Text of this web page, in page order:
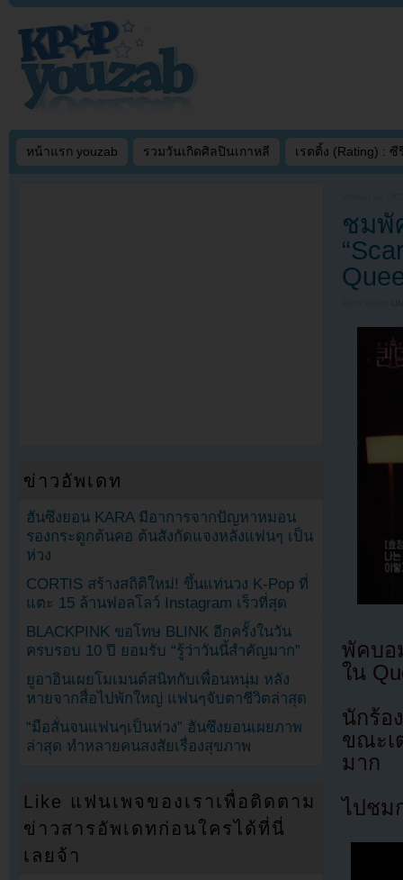
หน้าแรก youzab รวมวันเกิดศิลปินเกาหลี เรตติ้ง (Rating) : ซี
ชมพั
พัคบอ
ใน
นักร้อ
ขณะเ
มาก
ไปชม
ข่าวอัพเดท
ฮันซึงยอน KARA มีอาการจากปัญหาหมอน
รองกระดูกต้นคอ ต้นสังกัดแจงหลังแฟนๆ เป็น
ห่วง
CORTIS สร้างสถิติใหม่! ขึ้นแท่นวง K-Pop ที่
แตะ 15 ล้านฟอลโลว์ Instagram เร็วที่สุด
BLACKPINK ขอโทษ BLINK อีกครั้งในวัน
ครบรอบ 10 ปี ยอมรับ “รู้ว่าวันนี้สำคัญมาก”
ยูอาอินเผยโมเมนต์สนิทกับเพื่อนหนุ่ม หลัง
หายจากสื่อไปพักใหญ่ แฟนๆจับตาชีวิตล่าสุด
“มือสั่นจนแฟนๆเป็นห่วง” ฮันซึงยอนเผยภาพ
ล่าสุด ทำหลายคนสงสัยเรื่องสุขภาพ
Like แฟนเพจของเราเพื่อติดตาม
ข่าวสารอัพเดทก่อนใครได้ที่นี่
เลยจ้า